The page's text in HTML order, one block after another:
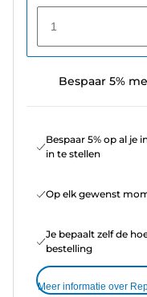
1
Bespaar 5%
Bespaar 5% op al je
in te stellen
Op elk gewenst
Je bepaalt zelf de
bestelling
Meer informatie over